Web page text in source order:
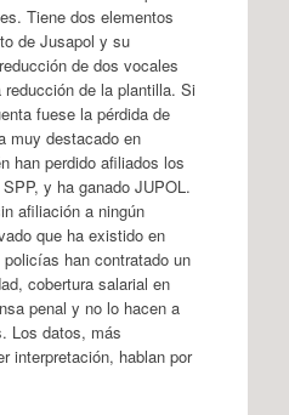
Tiene dos elementos
de Jusapol y su
de dos vocales
de la plantilla. Si
fuese la pérdida de
muy destacado en
han perdido afiliados los
y ha ganado JUPOL.
afiliación a ningún
que ha existido en
han contratado un
cobertura salarial en
penal y no lo hacen a
Los datos, más
interpretación, hablan por